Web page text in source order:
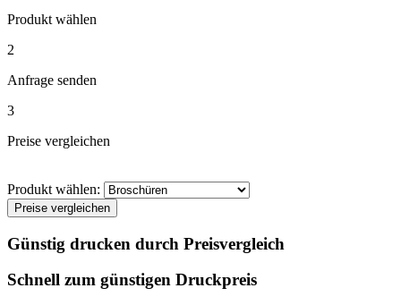
Produkt wählen
2
Anfrage senden
3
Preise vergleichen
Produkt wählen:
Preise vergleichen
Günstig drucken durch Preisvergleich
Schnell zum günstigen Druckpreis